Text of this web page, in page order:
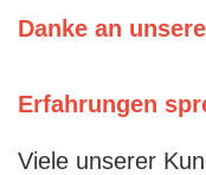
Danke an
Erfahrungen
Viele unserer